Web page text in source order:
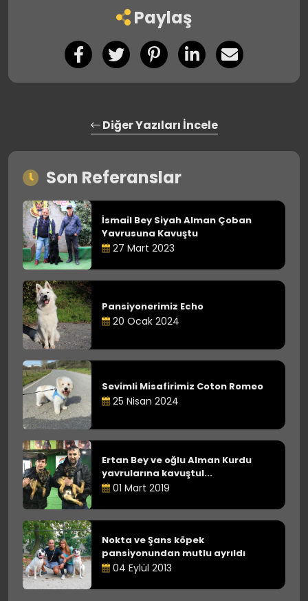
Paylaş
Diğer Yazıları İncele
Son Referanslar
İsmail Bey Siyah Alman Çoban
Yavrusuna Kavuştu
27 Mart 2023
Pansiyonerimiz Echo
20 Ocak 2024
Sevimli Misafirimiz Coton Romeo
25 Nisan 2024
Ertan Bey ve oğlu Alman Kurdu
yavrularına kavuştul...
01 Mart 2019
Nokta ve Şans köpek
pansiyonundan mutlu ayrıldı
04 Eylül 2013